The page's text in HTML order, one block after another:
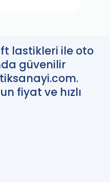
lastikleri ile oto
güvenilir
fiyat ve hızlı